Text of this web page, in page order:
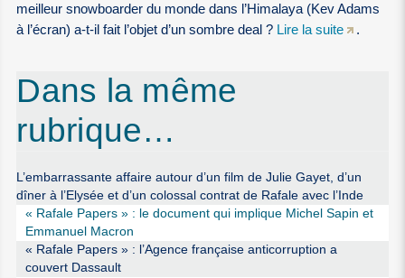
meilleur snowboarder du monde dans l’Himalaya (Kev Adams
à l’écran) a-t-il fait l’objet d’un sombre deal ? Lire la suite .
Dans la même
rubrique…
L’embarrassante affaire autour d’un film de Julie Gayet, d’un
dîner à l’Elysée et d’un colossal contrat de Rafale avec l’Inde
« Rafale Papers » : le document qui implique Michel Sapin et
Emmanuel Macron
« Rafale Papers » : l’Agence française anticorruption a
couvert Dassault